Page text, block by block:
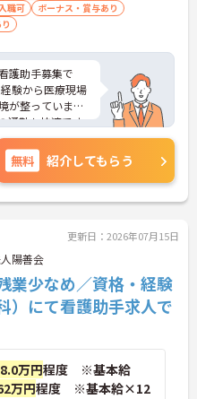
職可
ボーナス・賞与あり
護助手募集で
験から医療現場
が整っていま
通勤も快適です
トなど、さら
ご相談くださ
無料 紹介してもらう
更新日：2026年07月15日
陽善会
業少なめ／資格・経験
）にて看護助手求人で
万円程度 ※基本給
万円程度 ※基本給×12